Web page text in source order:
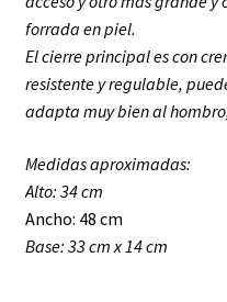
forrada en piel.
El cierre principal es con
resistente y regulable,
adapta muy bien al
Medidas aproximadas:
Alto: 34 cm
Ancho: 48 cm
Base: 33 cm x 14 cm